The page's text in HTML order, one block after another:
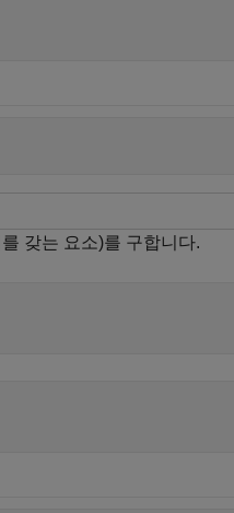
갖는 요소)를 구합니다.